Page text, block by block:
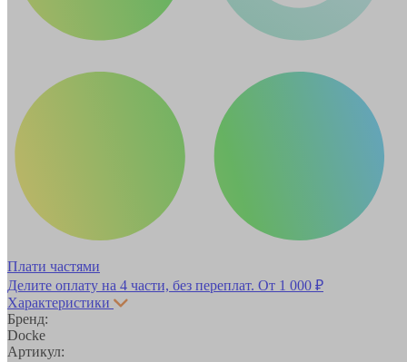
Плати частями
Делите оплату на 4 части, без переплат. От 1 000 ₽
Характеристики
Бренд:
Docke
Артикул: